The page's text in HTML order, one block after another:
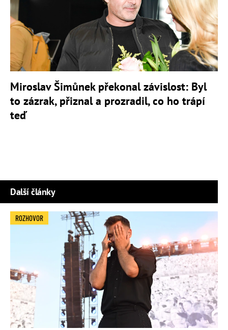
Miroslav Šimůnek překonal závislost: Byl
to zázrak, přiznal a prozradil, co ho trápí
teď
Další články
ROZHOVOR